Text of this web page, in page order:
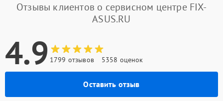
Отзывы клиентов о сервисном центре FIX-
ASUS.RU
4.9 1799 отзывов 5358 оценок
Оставить отзыв